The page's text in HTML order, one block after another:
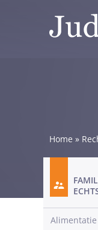
Home »
Alimentatie